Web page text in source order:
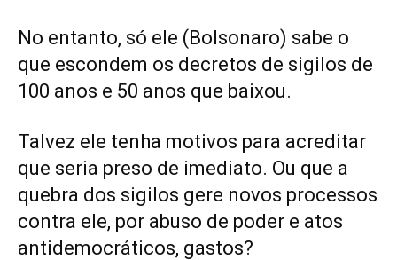
No entanto, só ele (Bolsonaro) sabe o
que escondem os decretos de sigilos de
100 anos e 50 anos que baixou.
Talvez ele tenha motivos para acreditar
que seria preso de imediato. Ou que a
quebra dos sigilos gere novos processos
contra ele, por abuso de poder e atos
antidemocráticos, gastos?